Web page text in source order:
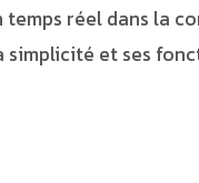
réel dans la
simplicité et ses